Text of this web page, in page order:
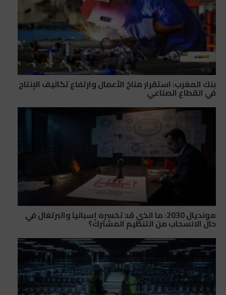
بنك المغرب: استقرار مناخ الأعمال وارتفاع تكاليف الإنتاج
في القطاع الصناعي
مونديال 2030: ما الذي قد تخسره إسبانيا والبرتغال في
حال الانسحاب من التنظيم المشترك؟